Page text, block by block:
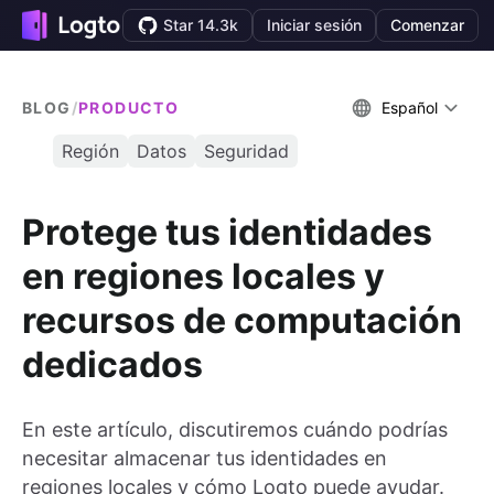
Star 14.3k Iniciar sesión Comenzar
BLOG /PRODUCTO Español
Región Datos Seguridad
Protege tus identidades
en regiones locales y
recursos de computación
dedicados
En este artículo, discutiremos cuándo podrías
necesitar almacenar tus identidades en
regiones locales y cómo Logto puede ayudar.